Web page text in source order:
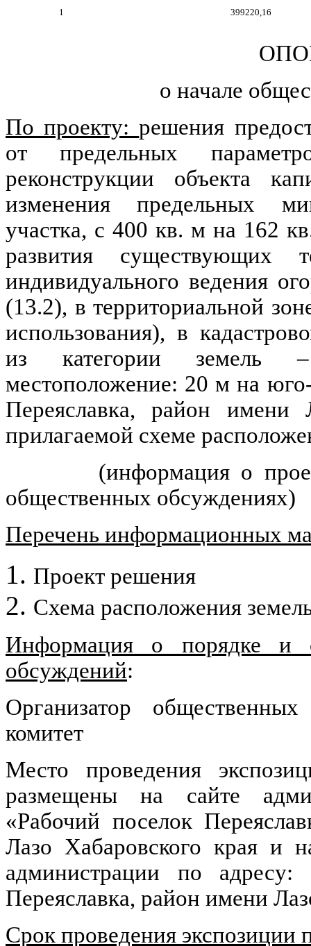
1 399220,16
о начале
По проекту:решения
от предельных
реконструкции объекта
изменения предельных
участка, с 400 кв. м на 162
развития существующих
индивидуального ведения
(13.2), в территориальной
использования), в
из категории земель
местоположение: 20 м на
Переяславка, район имени
прилагаемой схеме
(информация о
общественных обсуждениях)
Перечень информационных
Проект решения
Схема расположения
Информация о порядке и
обсуждений:
Организатор
комитет
Место проведения
размещены на сайте
«Рабочий поселок
Лазо Хабаровского края и
администрации по
Переяславка, район имени
Срок проведения экспозиции